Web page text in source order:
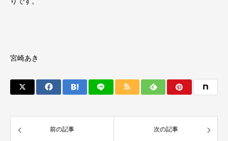
宮崎あき
前の記事 次の記事